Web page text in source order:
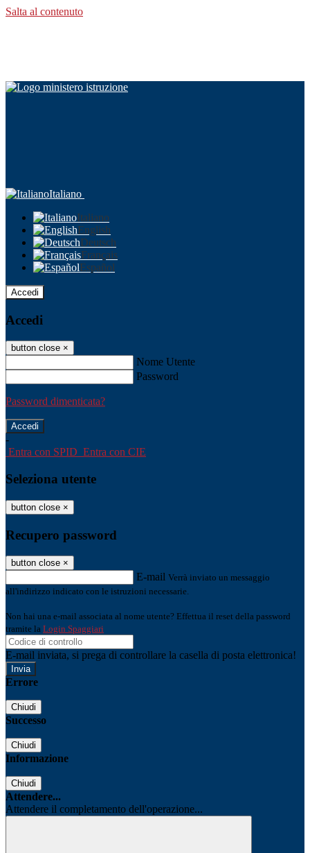
Salta al contenuto
Italiano
Italiano
English
Deutsch
Français
Español
Accedi
Accedi
button close ×
Nome Utente
Password
Password dimenticata?
-
Entra con SPID Entra con CIE
Seleziona utente
button close ×
Recupero password
button close ×
E-mail Verrà inviato un messaggio
all'indirizzo indicato con le istruzioni necessarie.
Non hai una e-mail associata al nome utente? Effettua il reset della password
tramite la Login Spaggiari
E-mail inviata, si prega di controllare la casella di posta elettronica!
Errore
Chiudi
Successo
Chiudi
Informazione
Chiudi
Attendere...
Attendere il completamento dell'operazione...